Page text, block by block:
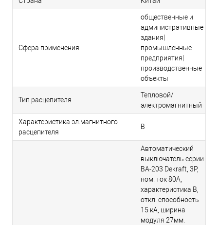
Сфера применения
общественные и
административные
здания|
промышленные
предприятия|
производственные
объекты
Тип расцепителя
Тепловой/
электромагнитный
Характеристика эл.магнитного
расцепителя
B
Автоматический
выключатель серии
ВА-203 Dekraft, 3P,
ном. ток 80А,
характеристика B,
откл. способность
15 кА, ширина
модуля 27мм.